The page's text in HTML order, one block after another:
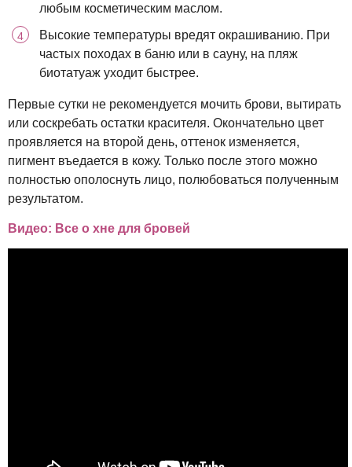
любым косметическим маслом.
Высокие температуры вредят окрашиванию. При
частых походах в баню или в сауну, на пляж
биотатуаж уходит быстрее.
Первые сутки не рекомендуется мочить брови, вытирать
или соскребать остатки красителя. Окончательно цвет
проявляется на второй день, оттенок изменяется,
пигмент въедается в кожу. Только после этого можно
полностью ополоснуть лицо, полюбоваться полученным
результатом.
Видео: Все о хне для бровей